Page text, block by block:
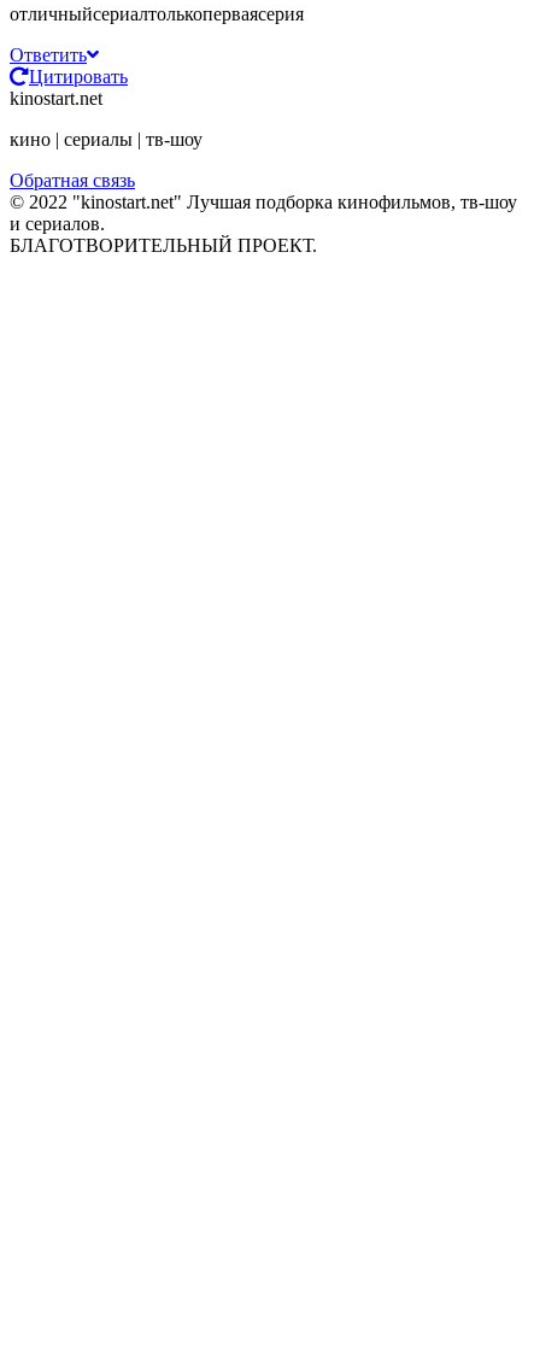
отличныйсериалтолькоперваясерия
Ответить
Цитировать
kinostart.net
кино | сериалы | тв-шоу
Обратная связь
© 2022 "kinostart.net" Лучшая подборка кинофильмов, тв-шоу
и сериалов.
БЛАГОТВОРИТЕЛЬНЫЙ ПРОЕКТ.